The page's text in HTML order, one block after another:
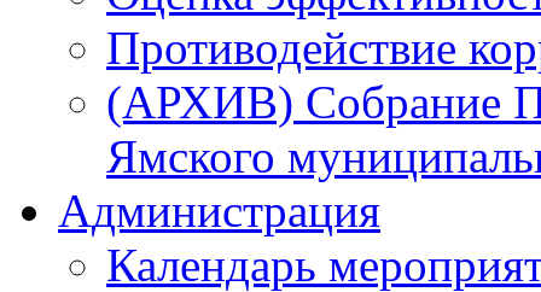
Противодействие
(АРХИВ) Собрание
Ямского
Администрация
Календарь